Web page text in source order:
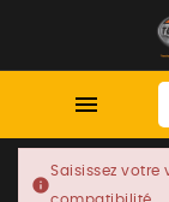

info
Saisissez votre